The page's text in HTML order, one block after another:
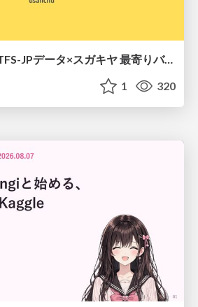
名古屋の市バスGTFS-JPデータ×スガキヤ 最寄りバス停検索をAmazon ElastiCache Serverless for Valkeyで最適化する
1 320